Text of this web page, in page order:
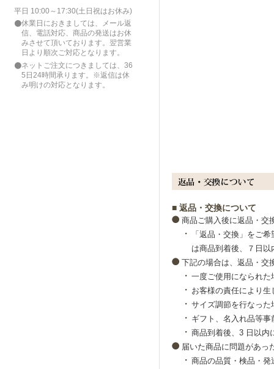
■ 返品・交換について
商品ご購入後に返品・交
「返品・交換」をご
は商品到着後、７日
下記の場合は、返品・交
一度ご使用になられた
お客様の責任により
サイズ調節を行なった
ギフト、名入れ品等
商品到着後、3 日以内
届いた商品に問題があっ
商品の品質・検品・
平日 10:00～17:30(土日祝はお休み)
休業日におきましては、メール返
信、電話対応、商品の発送はお休
みさせて頂いております。翌営業
日より順次ご対応となります。
ネットご注文につきましては、36
5日24時間承ります。※返信は休
み明けの対応となります。